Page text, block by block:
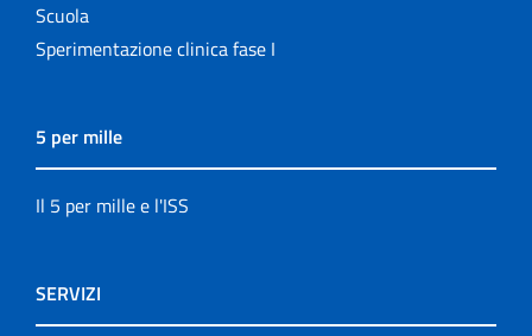
Scuola
Sperimentazione clinica fase I
5 per mille
Il 5 per mille e l'ISS
SERVIZI